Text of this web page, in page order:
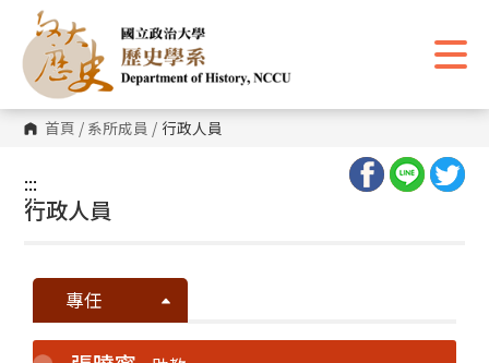
主
要
內
區
塊 首頁 / 系所成員 / 行政人員
:::
:::
行政人員
專任